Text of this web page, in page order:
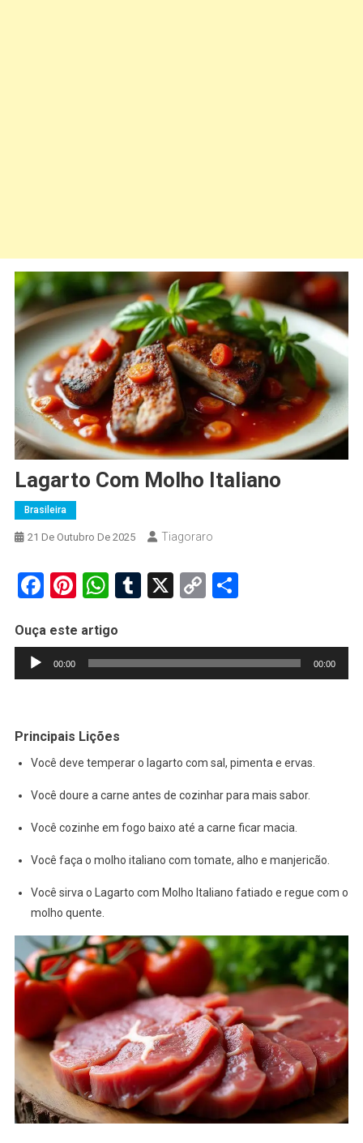
Lagarto Com Molho Italiano
Brasileira
21 De Outubro De 2025 Tiagoraro
Facebook
Pinterest
WhatsApp
Tumblr
X CopyShare
Ouça este artigo
Tocador
00:00 00:00
Principais Lições
Você deve temperar o lagarto com sal, pimenta e ervas.
Você doure a carne antes de cozinhar para mais sabor.
Você cozinhe em fogo baixo até a carne ficar macia.
Você faça o molho italiano com tomate, alho e manjericão.
Você sirva o Lagarto com Molho Italiano fatiado e regue com o
molho quente.